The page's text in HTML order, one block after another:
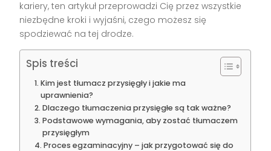
kariery, ten artykuł przeprowadzi Cię przez wszystkie
niezbędne kroki i wyjaśni, czego możesz się
spodziewać na tej drodze.
Spis treści
Kim jest tłumacz przysięgły i jakie ma
uprawnienia?
Dlaczego tłumaczenia przysięgłe są tak ważne?
Podstawowe wymagania, aby zostać tłumaczem
przysięgłym
Proces egzaminacyjny – jak przygotować się do